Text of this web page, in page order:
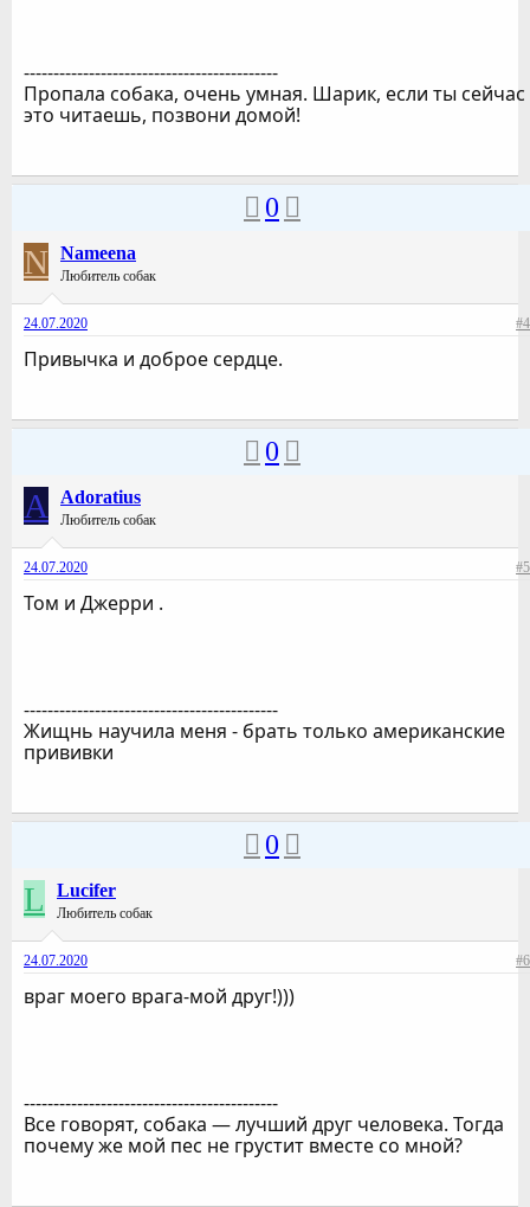
-------------------------------------------
Пропала собака, очень умная. Шарик, если ты сейчас
это читаешь, позвони домой!
0
N Nameena
Любитель собак
24.07.2020 #4
Привычка и доброе сердце.
0
A Adoratius
Любитель собак
24.07.2020 #5
Том и Джерри .
-------------------------------------------
Жищнь научила меня - брать только американские
прививки
0
L Lucifer
Любитель собак
24.07.2020 #6
враг моего врага-мой друг!)))
-------------------------------------------
Все говорят, собака — лучший друг человека. Тогда
почему же мой пес не грустит вместе со мной?